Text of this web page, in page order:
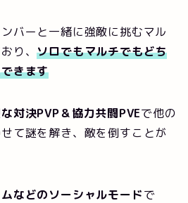
バーと一緒に強敵に挑むマル
り、ソロでもマルチでもどち
きます
対決PVP＆協力共闘PVEで他の
て謎を解き、敵を倒すことが
などのソーシャルモードで